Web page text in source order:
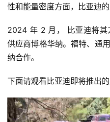
性和能量密度方面，比亚迪
2024 年 2 月， 比亚迪将
供应商博格华纳。福特、通
纳合作。
下面请观看比亚迪即将推出